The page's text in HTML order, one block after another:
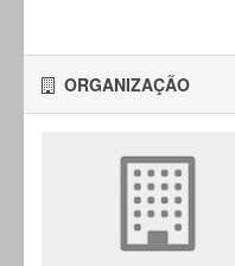
ORGANIZAÇÃO